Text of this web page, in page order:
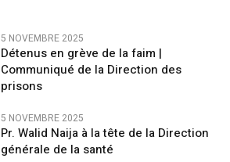
5 NOVEMBRE 2025
Détenus en grève de la faim |
Communiqué de la Direction des
prisons
5 NOVEMBRE 2025
Pr. Walid Naija à la tête de la Direction
générale de la santé